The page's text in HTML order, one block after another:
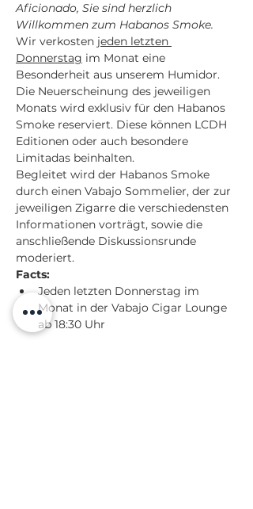
Aficionado, Sie sind herzlich
Willkommen zum Habanos Smoke.
Wir verkosten jeden letzten
Donnerstag im Monat eine
Besonderheit aus unserem Humidor.
Die Neuerscheinung des jeweiligen
Monats wird exklusiv für den Habanos
Smoke reserviert. Diese können LCDH
Editionen oder auch besondere
Limitadas beinhalten.
Begleitet wird der Habanos Smoke
durch einen Vabajo Sommelier, der zur
jeweiligen Zigarre die verschiedensten
Informationen vorträgt, sowie die
anschließende Diskussionsrunde
moderiert.
Facts:
Jeden letzten Donnerstag im
Monat in der Vabajo Cigar Lounge
ab 18:30 Uhr